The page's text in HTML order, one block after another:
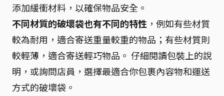
添加緩衝材料，以確保物品安全。
不同材質的破壞袋也有不同的特性 ，例如有些材質
較為耐用，適合寄送重量較重的物品；有些材質則
較輕薄，適合寄送輕巧物品。 仔細閱讀包裝上的說
明，或詢問店員，選擇最適合你包裹內容物和運送
方式的破壞袋。